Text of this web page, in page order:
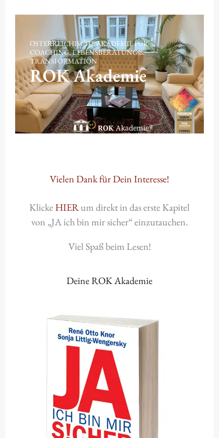
ÖSTERREICHISCHE AKADEMIE FÜR
COACHING, LEBENSBERATUNG &
TRANSFORMATION
ROK Akademie
Vielen Dank für Dein Interesse!
KlickeHIERum direkt in das erste Kapitel
von „JA ich bin mir sicher“ einzutauchen.
Viel Spaß beim Lesen!
Deine ROK Akademie